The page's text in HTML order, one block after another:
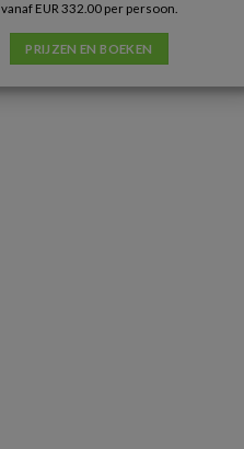
vanaf EUR 332.00 per persoon.
PRIJZEN EN BOEKEN